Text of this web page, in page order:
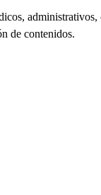
administrativos,
de contenidos.